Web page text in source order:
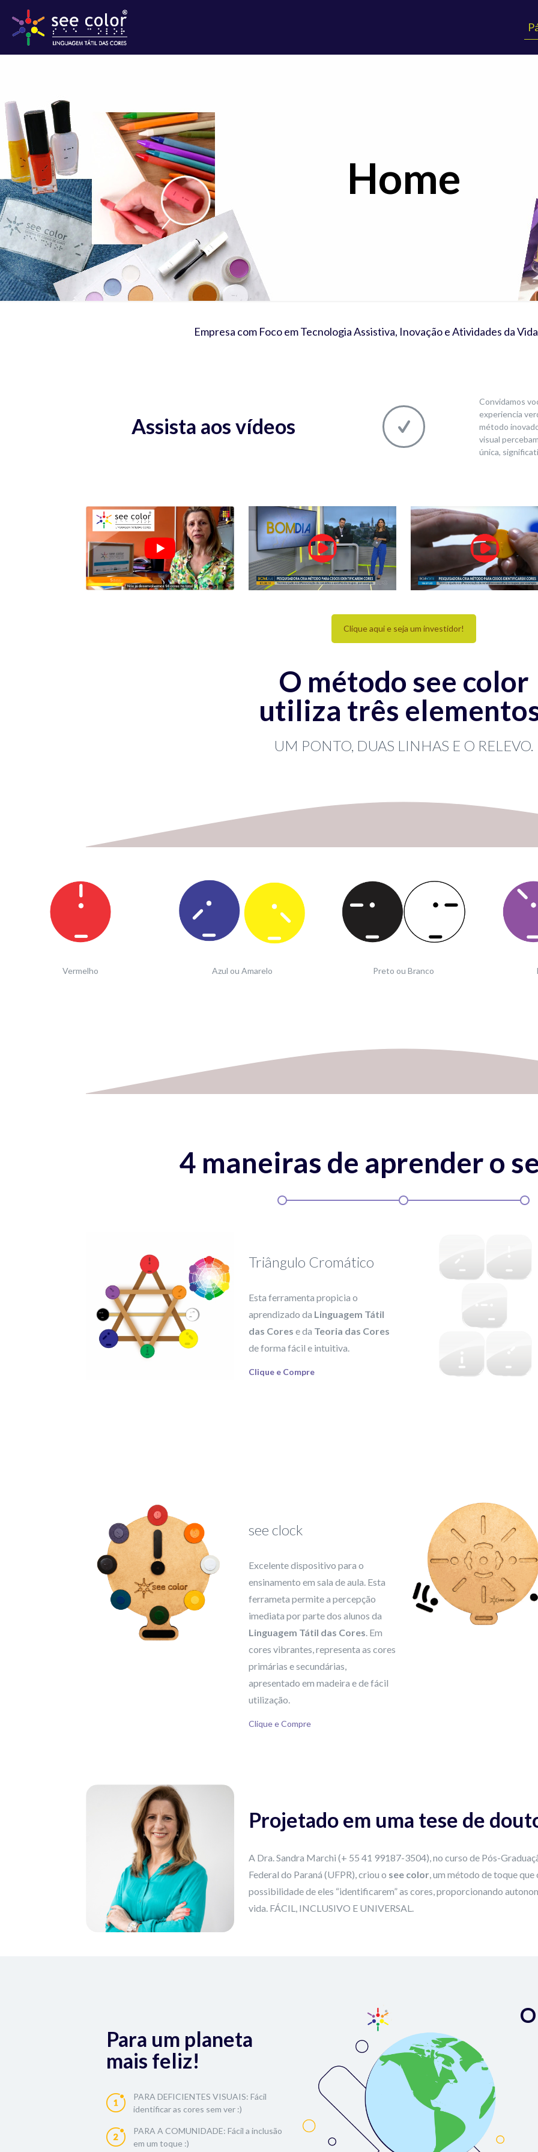
Home
Empresa com Foco em Tecnologia Assistiva, Inovação e Atividades da
Assista aos vídeos
Convidamos
experiencia
método
visual
única,
Clique aqui e seja um investidor!
O método see color
utiliza três
UM PONTO, DUAS LINHAS E O RELEVO.
Vermelho Azul ou Amarelo Preto ou Branco
4 maneiras de aprender o
Triângulo Cromático
Esta ferramenta propicia o
aprendizado da Linguagem Tátil
das Cores e da Teoria das Cores
de forma fácil e intuitiva.
Clique e Compre
see clock
Excelente dispositivo para o
ensinamento em sala de aula. Esta
ferrameta permite a percepção
imediata por parte dos alunos da
Linguagem Tátil das Cores. Em
cores vibrantes, representa as cores
primárias e secundárias,
apresentado em madeira e de fácil
utilização.
Clique e Compre
Projetado em uma tese de
A Dra. Sandra Marchi (+ 55 41 99187-3504), no curso de Pós-
Federal do Paraná (UFPR), criou o see color, um método de toque
possibilidade de eles “identificarem” as cores, proporcionando
vida. FÁCIL, INCLUSIVO E UNIVERSAL.
Para um planeta
mais feliz!
PARA DEFICIENTES VISUAIS: Fácil
identificar as cores sem ver :)
PARA A COMUNIDADE: Fácil a inclusão
em um toque :)